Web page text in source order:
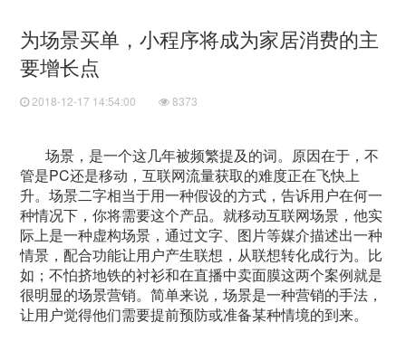
为场景买单，小程序将成为家居消费的主
要增长点
2018-12-17 14:54:00 8373
场景，是一个这几年被频繁提及的词。原因在于，不
管是PC还是移动，互联网流量获取的难度正在飞快上
升。场景二字相当于用一种假设的方式，告诉用户在何一
种情况下，你将需要这个产品。就移动互联网场景，他实
际上是一种虚构场景，通过文字、图片等媒介描述出一种
情景，配合功能让用户产生联想，从联想转化成行为。比
如；不怕挤地铁的衬衫和在直播中卖面膜这两个案例就是
很明显的场景营销。简单来说，场景是一种营销的手法，
让用户觉得他们需要提前预防或准备某种情境的到来。